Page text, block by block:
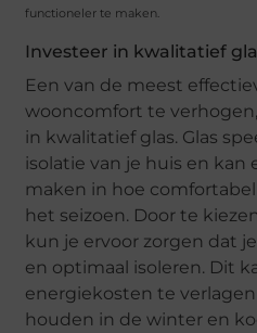
functioneler te maken.
Investeer in kwalitatief
Een van de meest
wooncomfort te
in kwalitatief glas. Glas
isolatie van je huis en kan
maken in hoe
het seizoen. Door te
kun je ervoor zorgen dat
en optimaal isoleren. Dit
energiekosten te
houden in de winter en